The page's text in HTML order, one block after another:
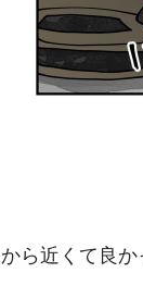
ら近くて良か